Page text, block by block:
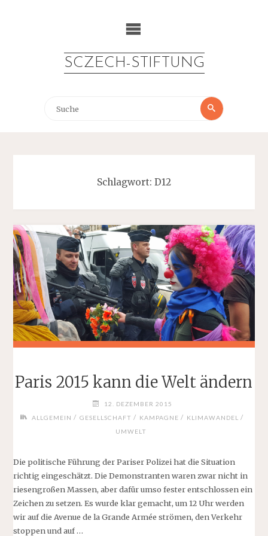
SCZECH-STIFTUNG
Suche
Suche
Schlagwort: D12
Paris 2015 kann die Welt ändern
12. DEZEMBER 2015
ALLGEMEIN / GESELLSCHAFT / KAMPAGNE / KLIMAWANDEL /
UMWELT
Die politische Führung der Pariser Polizei hat die Situation
richtig eingeschätzt. Die Demonstranten waren zwar nicht in
riesengroßen Massen, aber dafür umso fester entschlossen ein
Zeichen zu setzen. Es wurde klar gemacht, um 12 Uhr werden
wir auf die Avenue de la Grande Armée strömen, den Verkehr
stoppen und auf …